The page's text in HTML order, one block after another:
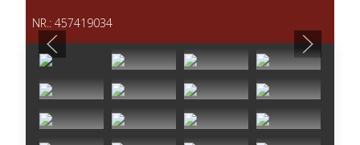
NR.: 457419034